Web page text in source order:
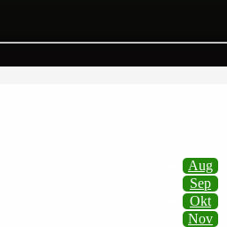
Aug
Sep
Okt
Nov